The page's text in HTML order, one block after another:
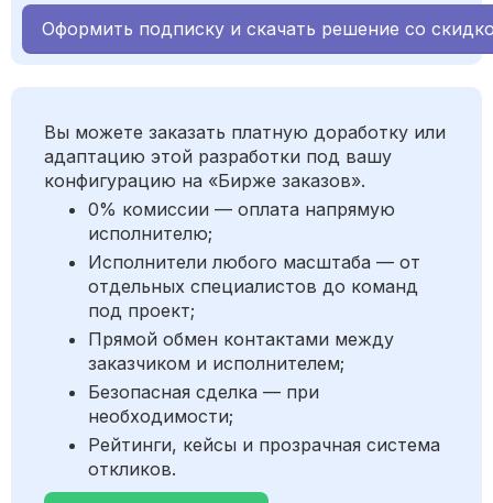
Оформить подписку и скачать решение со
Вы можете заказать платную доработку или
адаптацию этой разработки под вашу
конфигурацию на «Бирже заказов».
0% комиссии — оплата напрямую
исполнителю;
Исполнители любого масштаба — от
отдельных специалистов до команд
под проект;
Прямой обмен контактами между
заказчиком и исполнителем;
Безопасная сделка — при
необходимости;
Рейтинги, кейсы и прозрачная система
откликов.